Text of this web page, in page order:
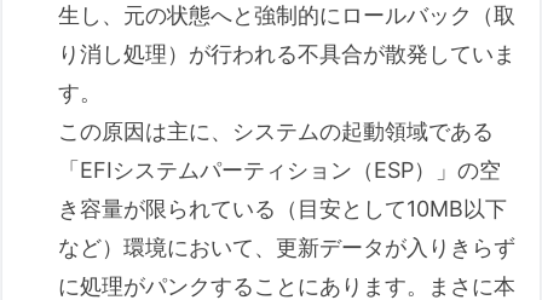
生し、元の状態へと強制的にロールバック（取
り消し処理）が行われる不具合が散発していま
す。
この原因は主に、システムの起動領域である
「EFIシステムパーティション（ESP）」の空
き容量が限られている（目安として10MB以下
など）環境において、更新データが入りきらず
に処理がパンクすることにあります。まさに本